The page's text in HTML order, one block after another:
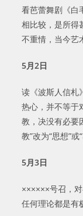
看芭蕾舞剧《
相比较，是所
不重情，当今艺
5月2日
读《波斯人信札
热心，并不等于
教，决没有必要
教”改为“思想”或
5月3日
××××××号召，
任何理论都是有